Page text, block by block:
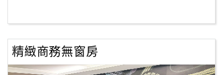
訂
房
精緻商務無窗房